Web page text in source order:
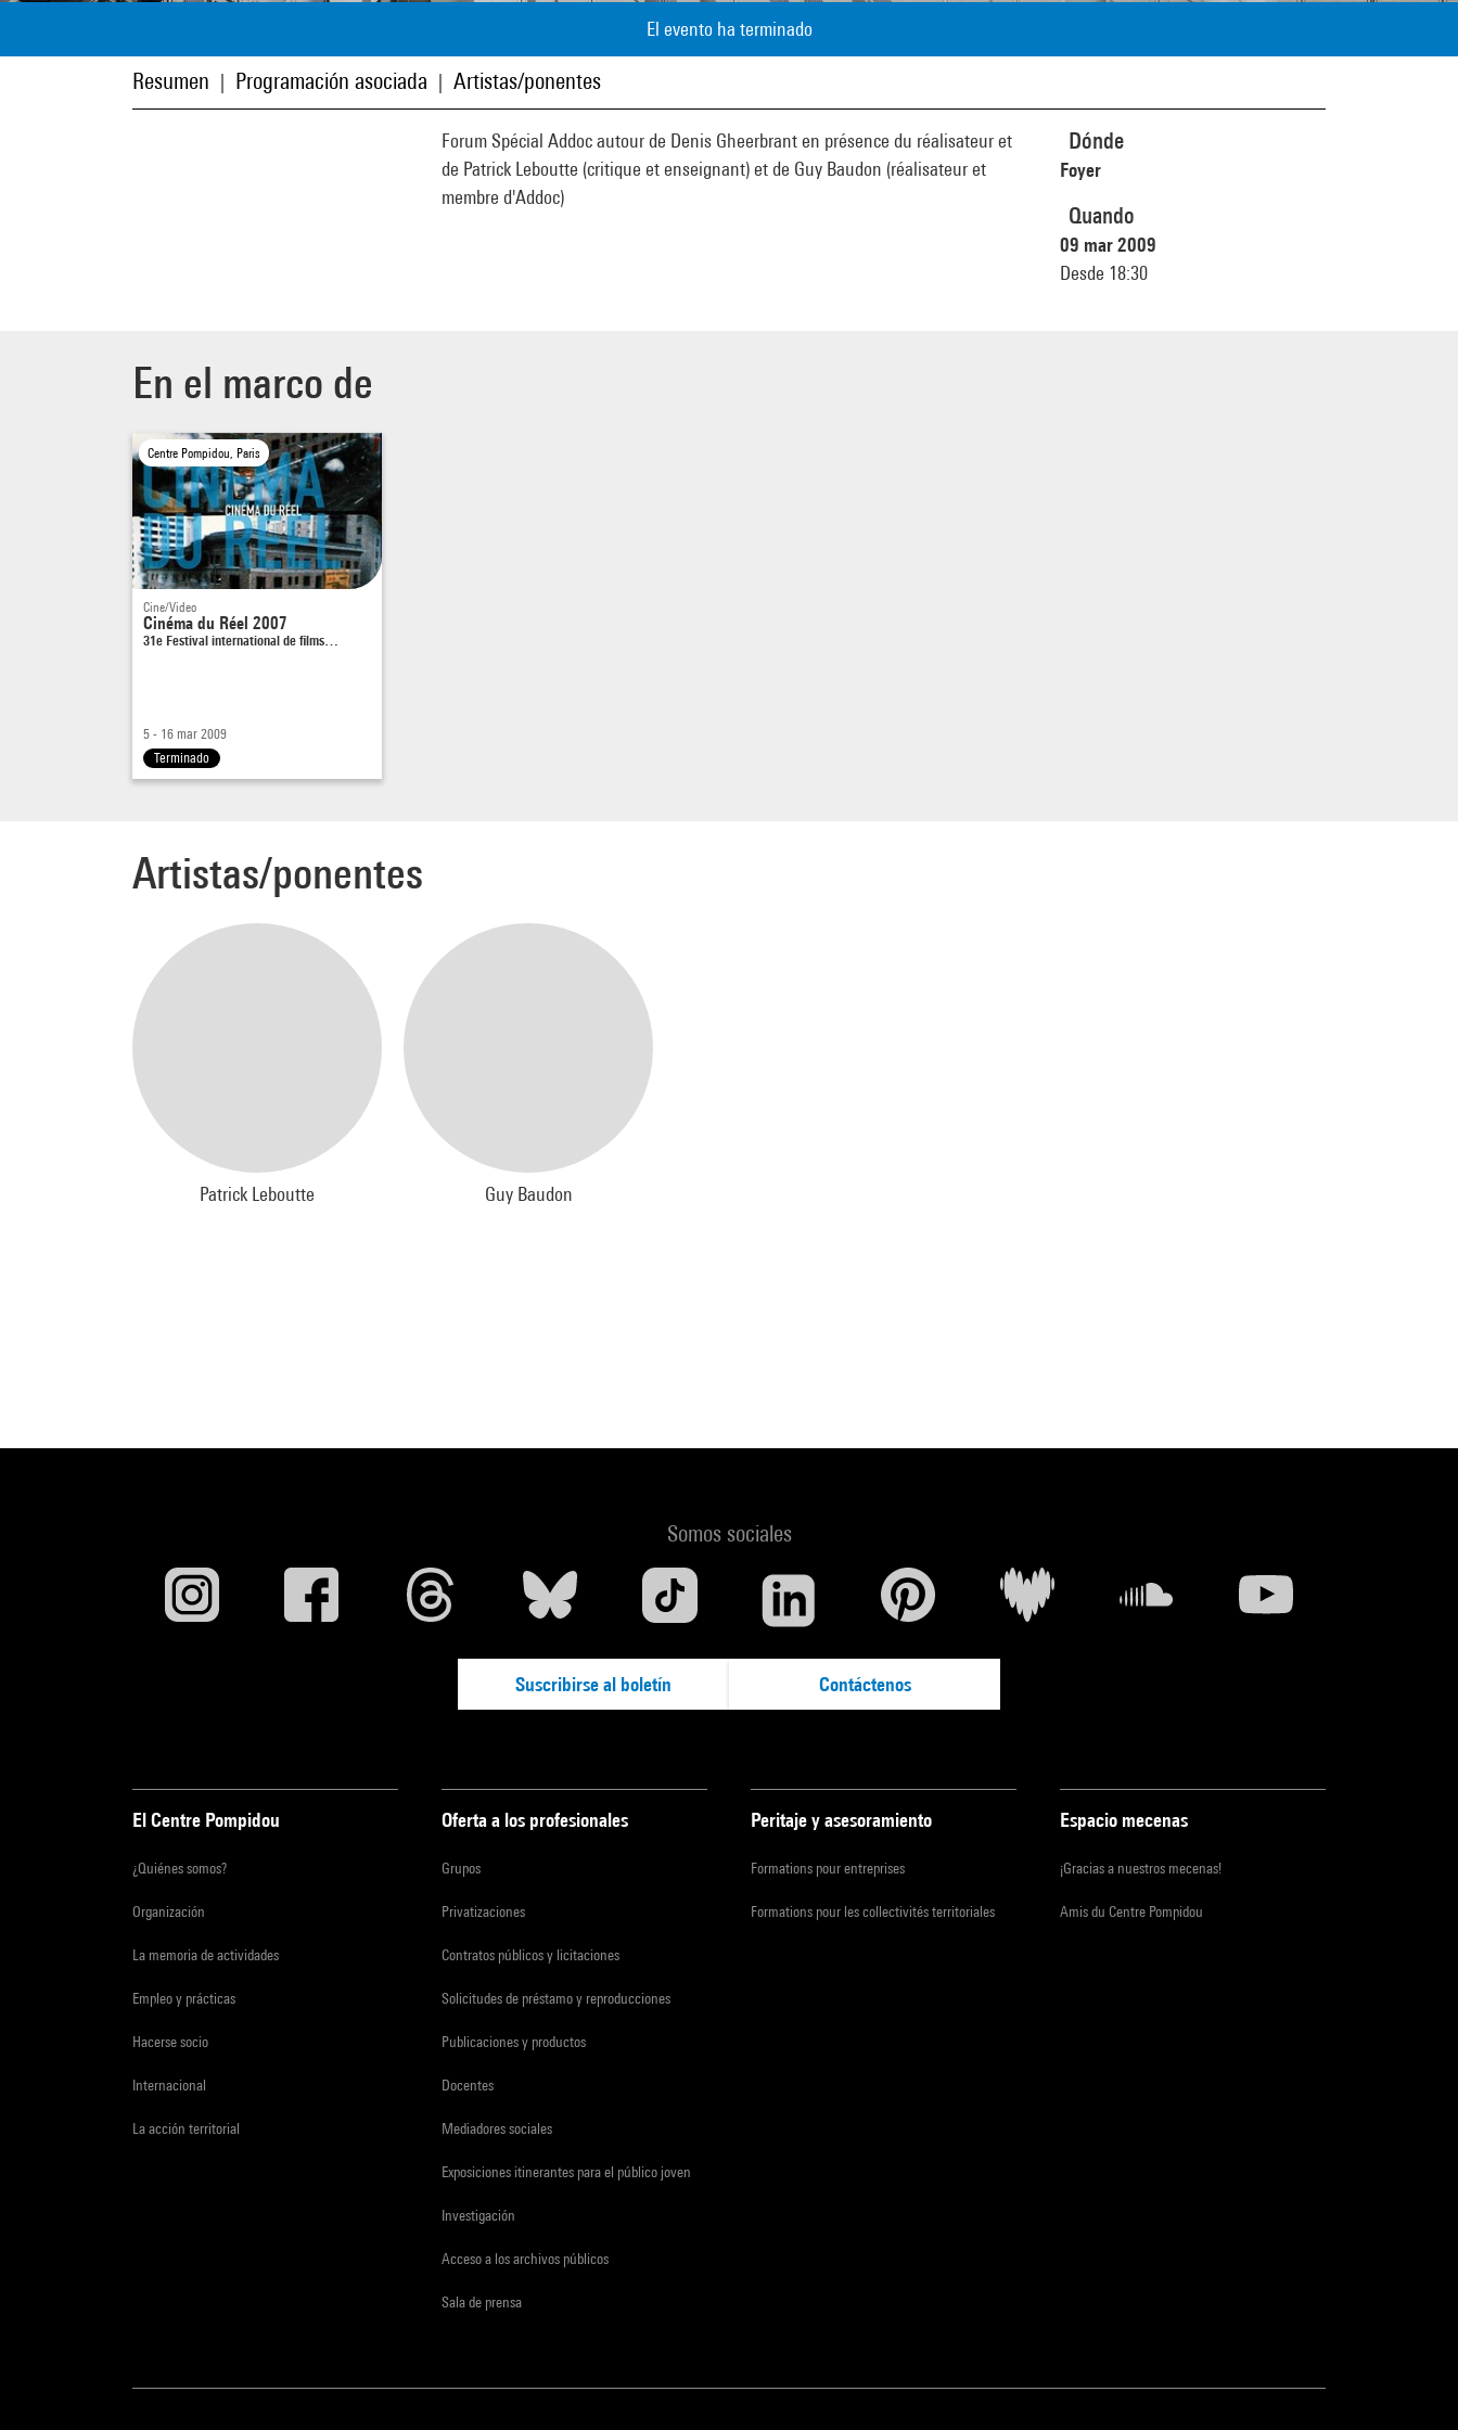
El evento ha terminado
Resumen Programación asociada Artistas/ponentes
Forum Spécial Addoc autour de Denis Gheerbrant en présence du réalisateur et
de Patrick Leboutte (critique et enseignant) et de Guy Baudon (réalisateur et
membre d'Addoc)
Dónde
Foyer
Quando
09 mar 2009
Desde 18:30
En el marco de
Centre Pompidou, Paris
Cine/Video
Cinéma du Réel 2007
31e Festival international de films…
5 - 16 mar 2009
Terminado
Artistas/ponentes
Patrick Leboutte Guy Baudon
Somos sociales
Suscribirse al boletín Contáctenos
El Centre Pompidou
¿Quiénes somos?
Organización
La memoria de actividades
Empleo y prácticas
Hacerse socio
Internacional
La acción territorial
Oferta a los profesionales
Grupos
Privatizaciones
Contratos públicos y licitaciones
Solicitudes de préstamo y reproducciones
Publicaciones y productos
Docentes
Mediadores sociales
Exposiciones itinerantes para el público joven
Investigación
Acceso a los archivos públicos
Sala de prensa
Peritaje y asesoramiento
Formations pour entreprises
Formations pour les collectivités territoriales
Espacio mecenas
¡Gracias a nuestros mecenas!
Amis du Centre Pompidou